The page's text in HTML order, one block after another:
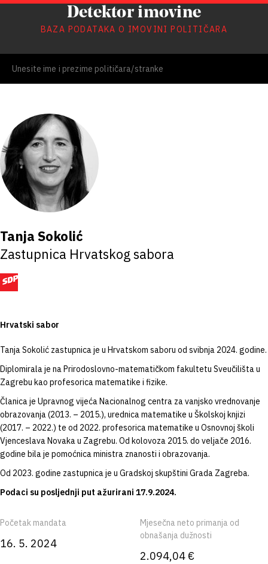
Detektor imovine
BAZA PODATAKA O IMOVINI POLITIČARA
Tanja Sokolić
Zastupnica Hrvatskog sabora
Hrvatski sabor
Tanja Sokolić zastupnica je u Hrvatskom saboru od svibnja 2024. godine.
Diplomirala je na Prirodoslovno-matematičkom fakultetu Sveučilišta u
Zagrebu kao profesorica matematike i fizike.
Članica je Upravnog vijeća Nacionalnog centra za vanjsko vrednovanje
obrazovanja (2013. – 2015.), urednica matematike u Školskoj knjizi
(2017. – 2022.) te od 2022. profesorica matematike u Osnovnoj školi
Vjenceslava Novaka u Zagrebu. Od kolovoza 2015. do veljače 2016.
godine bila je pomoćnica ministra znanosti i obrazovanja.
Od 2023. godine zastupnica je u Gradskoj skupštini Grada Zagreba.
Podaci su posljednji put ažurirani 17.9.2024.
Početak mandata
16. 5. 2024
Mjesečna neto primanja od
obnašanja dužnosti
2.094,04 €